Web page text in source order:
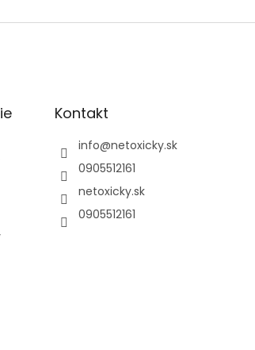
Kontakt
info@netoxicky.sk
0905512161
netoxicky.sk
0905512161